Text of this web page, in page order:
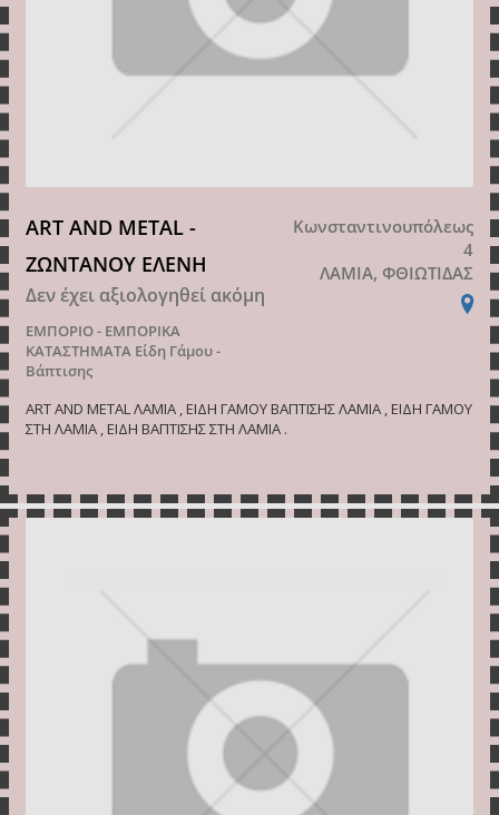
ART AND METAL -
ΖΩΝΤΑΝΟΥ ΕΛΕΝΗ
Δεν έχει αξιολογηθεί ακόμη
ΕΜΠΟΡΙΟ - ΕΜΠΟΡΙΚΑ
ΚΑΤΑΣΤΗΜΑΤΑ Είδη Γάμου -
Βάπτισης
Κωνσταντινουπόλεως
4
ΛΑΜΙΑ, ΦΘΙΩΤΙΔΑΣ
ART AND METAL ΛΑΜΙΑ , ΕΙΔΗ ΓΑΜΟΥ ΒΑΠΤΙΣΗΣ ΛΑΜΙΑ , ΕΙΔΗ ΓΑΜΟΥ
ΣΤΗ ΛΑΜΙΑ , ΕΙΔΗ ΒΑΠΤΙΣΗΣ ΣΤΗ ΛΑΜΙΑ .